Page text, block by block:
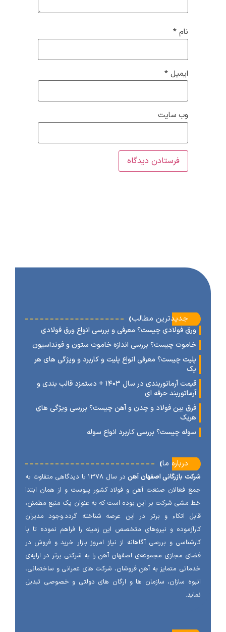
‹جدیدترین مطالب
فولادی چیست؟ معرفی و بررسی انواع ورق فولادی
چیست؟ بررسی اندازه خاموت ستون و فونداسیون
چیست؟ معرفی انواع پلیت و کاربرد و ویژگی های هر
قیمت آرماتوربندی در سال ۱۴۰۳ + دستمزد قالب بندی و
حرفه ای
بین فولاد و چدن و آهن چیست؟ بررسی ویژگی های
چیست؟ بررسی کاربرد انواع سوله
درباره ما
بازرگانی اصفهان آهن
در سال ۱۳۷۸ با دیدگاهی متفاوت به
فعالان صنعت آهن و فولاد کشور پیوست و از همان ابتدا
مشی شرکت بر این بوده است که به عنوان یک منبع مطمئن،
اتکاء و برتر در این عرصه شناخته گردد.وجود مدیران
و نیروهای متخصص این زمینه را فراهم نموده تا با
و بررسی آگاهانه از نیاز امروز بازار خرید و فروش در
مجازی مجموعه‌ی اصفهان آهن را به شرکتی برتر در ارایه‌ی
متمایز به آهن فروشان، شرکت های عمرانی و ساختمانی،
سازان، سازمان ها و ارگان های دولتی و خصوصی تبدیل